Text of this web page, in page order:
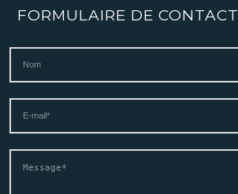
FORMULAIRE DE CONTACT